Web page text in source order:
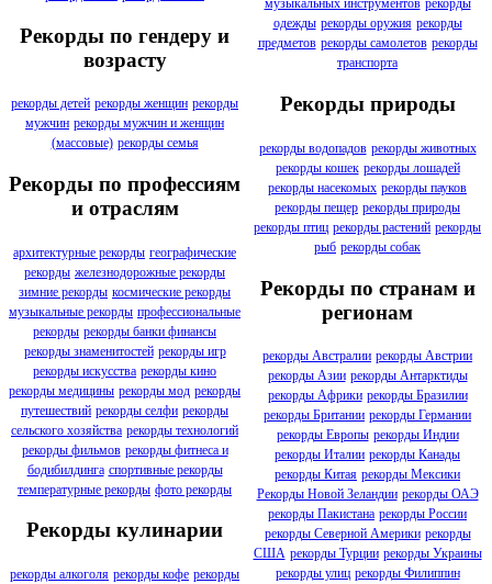
Рекорды по гендеру и
возрасту
рекорды детей рекорды женщин рекорды
мужчин рекорды мужчин и женщин
(массовые) рекорды семья
Рекорды по профессиям
и отраслям
архитектурные рекорды географические
рекорды железнодорожные рекорды
зимние рекорды космические рекорды
музыкальные рекорды профессиональные
рекорды рекорды банки финансы
рекорды знаменитостей рекорды игр
рекорды искусства рекорды кино
рекорды медицины рекорды мод рекорды
путешествий рекорды селфи рекорды
сельского хозяйства рекорды технологий
рекорды фильмов рекорды фитнеса и
бодибилдинга спортивные рекорды
температурные рекорды фото рекорды
Рекорды кулинарии
рекорды алкоголя рекорды кофе рекорды
музыкальных инструментов рекорды
одежды рекорды оружия рекорды
предметов рекорды самолетов рекорды
транспорта
Рекорды природы
рекорды водопадов рекорды животных
рекорды кошек рекорды лошадей
рекорды насекомых рекорды пауков
рекорды пещер рекорды природы
рекорды птиц рекорды растений рекорды
рыб рекорды собак
Рекорды по странам и
регионам
рекорды Австралии рекорды Австрии
рекорды Азии рекорды Антарктиды
рекорды Африки рекорды Бразилии
рекорды Британии рекорды Германии
рекорды Европы рекорды Индии
рекорды Италии рекорды Канады
рекорды Китая рекорды Мексики
Рекорды Новой Зеландии рекорды ОАЭ
рекорды Пакистана рекорды России
рекорды Северной Америки рекорды
США рекорды Турции рекорды Украины
рекорды улиц рекорды Филиппин